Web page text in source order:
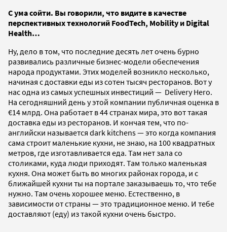
С ума сойти. Вы говорили, что видите в качестве
перспективных технологий FoodTech, Mobility и Digital
Health…
Ну, дело в том, что последние десять лет очень бурно
развивались различные бизнес-модели обеспечения
народа продуктами. Этих моделей возникло несколько,
начиная с доставки еды из сотен тысяч ресторанов. Вот у
нас одна из самых успешных инвестиций — Delivery Hero.
На сегодняшний день у этой компании публичная оценка в
€14 млрд. Она работает в 44 странах мира, это вот такая
доставка еды из ресторанов. И кончая тем, что по-
английски называется dark kitchens — это когда компания
сама строит маленькие кухни, не знаю, на 100 квадратных
метров, где изготавливается еда. Там нет зала со
столиками, куда люди приходят. Там только маленькая
кухня. Она может быть во многих районах города, и с
ближайшей кухни ты на портале заказываешь то, что тебе
нужно. Там очень хорошее меню. Естественно, в
зависимости от страны — это традиционное меню. И тебе
доставляют (еду) из такой кухни очень быстро.